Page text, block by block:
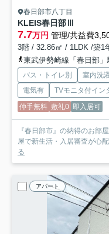
春日部市八丁目
KLEIS春日部Ⅲ
7.7万円 管理/共益費
3階 / 32.86㎡ / 1LDK /築1
東武伊勢崎線「春日部
バス・トイレ別 室内洗
電気有
TVモニタ付イン
仲手無料 敷礼0 即入居可
『春日部市』の納得のお部
屋で新生活・入居審査が心
る
アパート